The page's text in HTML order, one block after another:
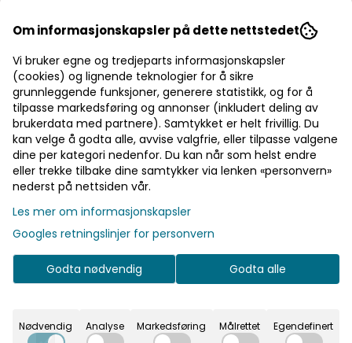
EXIDE Equipment GEL
ES1300 ...
3.980,- 4.900,-
På lager
Karakter:
EXIDE Equipment GEL
ES1350 ...
4.750,- 9.125,-
På lager
-52%
Om informasjonskapsler på dette nettstedet
Vi bruker egne og tredjeparts informasjonskapsler
(cookies) og lignende teknologier for å sikre
grunnleggende funksjoner, generere statistikk, og for å
tilpasse markedsføring og annonser (inkludert deling av
brukerdata med partnere). Samtykket er helt frivillig. Du
kan velge å godta alle, avvise valgfrie, eller tilpasse valgene
dine per kategori nedenfor. Du kan når som helst endre
eller trekke tilbake dine samtykker via lenken «personvern»
nederst på nettsiden vår.
Les mer om informasjonskapsler
Googles retningslinjer for personvern
Godta nødvendig Godta alle
Nødvendig Analyse Markedsføring Målrettet Egendefinert